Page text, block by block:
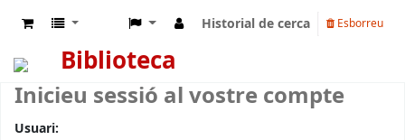
Historial de cerca Esborreu
Biblioteca
Inicieu sessió al vostre compte
Usuari: